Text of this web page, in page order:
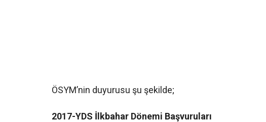
ÖSYM’nin duyurusu şu şekilde;
2017-YDS İlkbahar Dönemi Başvuruları